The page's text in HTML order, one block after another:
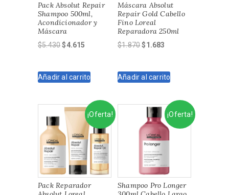
Pack Absolut Repair
Shampoo 500ml,
Acondicionador y
Máscara
$5.430El
era:
$4.615
es:
Añadir al carrito
Máscara Absolut
Repair Gold Cabello
Fino Loreal
Reparadora 250ml
$1.870El
era:
$1.683
es:
Añadir al carrito
¡Oferta!
Pack Reparador
¡Oferta!
Shampoo Pro Longer